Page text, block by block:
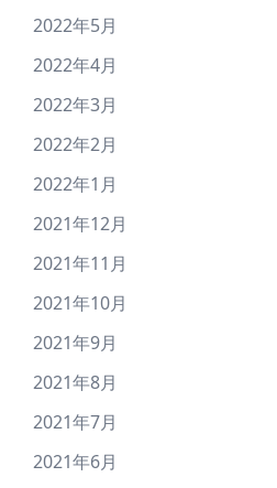
2022年5月
2022年4月
2022年3月
2022年2月
2022年1月
2021年12月
2021年11月
2021年10月
2021年9月
2021年8月
2021年7月
2021年6月